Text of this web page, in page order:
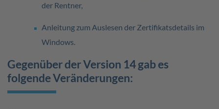
der Rentner,
Anleitung zum Auslesen der Zertifikatsdetails im
Windows.
Gegenüber der Version 14 gab es
folgende Veränderungen: